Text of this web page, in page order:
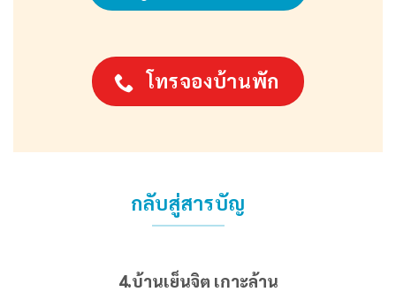
โทรจองบ้านพัก
กลับสู่สารบัญ
4.บ้านเย็นจิต เกาะล้าน